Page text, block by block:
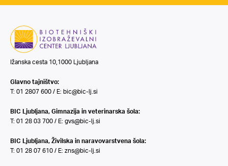
Ižanska cesta 10,1000 Ljubljana
Glavno tajništvo:
T: 01 2807 600 / E: bic@bic-lj.si
BIC Ljubljana, Gimnazija in veterinarska šola:
T: 01 28 03 700 / E: gvs@bic-lj.si
BIC Ljubljana, Živilska in naravovarstvena šola:
T: 01 28 07 610 / E: zns@bic-lj.si